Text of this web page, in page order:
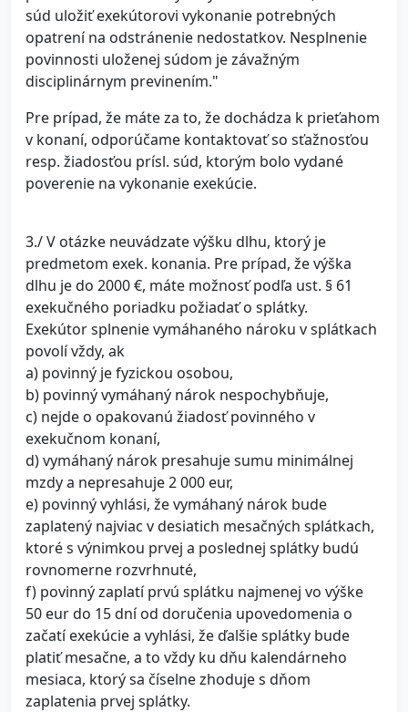
súd uložiť exekútorovi vykonanie potrebných
opatrení na odstránenie nedostatkov. Nesplnenie
povinnosti uloženej súdom je závažným
disciplinárnym previnením."
Pre prípad, že máte za to, že dochádza k prieťahom
v konaní, odporúčame kontaktovať so sťažnosťou
resp. žiadosťou prísl. súd, ktorým bolo vydané
poverenie na vykonanie exekúcie.
3./ V otázke neuvádzate výšku dlhu, ktorý je
predmetom exek. konania. Pre prípad, že výška
dlhu je do 2000 €, máte možnosť podľa ust. § 61
exekučného poriadku požiadať o splátky.
Exekútor splnenie vymáhaného nároku v splátkach
povolí vždy, ak
a) povinný je fyzickou osobou,
b) povinný vymáhaný nárok nespochybňuje,
c) nejde o opakovanú žiadosť povinného v
exekučnom konaní,
d) vymáhaný nárok presahuje sumu minimálnej
mzdy a nepresahuje 2 000 eur,
e) povinný vyhlási, že vymáhaný nárok bude
zaplatený najviac v desiatich mesačných splátkach,
ktoré s výnimkou prvej a poslednej splátky budú
rovnomerne rozvrhnuté,
f) povinný zaplatí prvú splátku najmenej vo výške
50 eur do 15 dní od doručenia upovedomenia o
začatí exekúcie a vyhlási, že ďalšie splátky bude
platiť mesačne, a to vždy ku dňu kalendárneho
mesiaca, ktorý sa číselne zhoduje s dňom
zaplatenia prvej splátky.